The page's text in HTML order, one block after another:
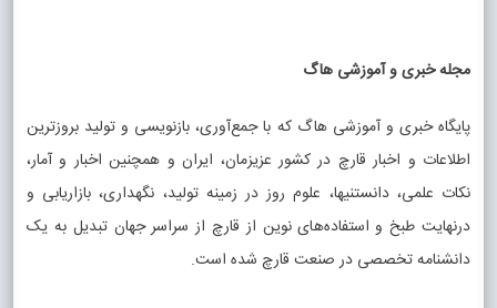
مجله خبری و آموزشی هاگ
پایگاه خبری و آموزشی هاگ که با جمع‌آوری، بازنویسی و تولید بروزترین
اطلاعات و اخبار قارچ در کشور عزیزمان، ایران و همچنین اخبار و آمار،
نکات علمی، دانستنیها، علوم روز در زمینه تولید، نگهداری، بازاریابی و
درنهایت طبخ و استفاده‌های نوین از قارچ از سراسر جهان تبدیل به یک
دانشنامه تخصصی در صنعت قارچ شده است.